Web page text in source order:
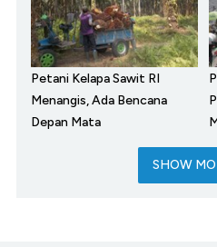
Petani Kelapa Sawit RI
Menangis, Ada Bencana
Depan Mata
SHOW